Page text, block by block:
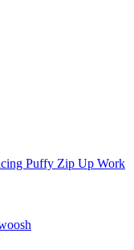
Puffy Zip Up Work